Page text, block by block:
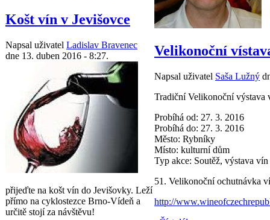
Košt vín v Jevišovce
Napsal uživatel Ladislav Bravenec
dne 13. duben 2016 - 8:27.
přijeďte na košt vín do Jevišovky. Leží
přímo na cyklostezce Brno-Vídeň a
určitě stojí za návštěvu!
Velikonoční
Napsal uživatel Saša Lužný
Tradiční Velikonoční výstava
Probíhá od: 27. 3. 2016
Probíhá do: 27. 3. 2016
Město: Rybníky
Místo: kulturní dům
Typ akce: Soutěž, výstava vín
51. Velikonoční ochutnávka
http://